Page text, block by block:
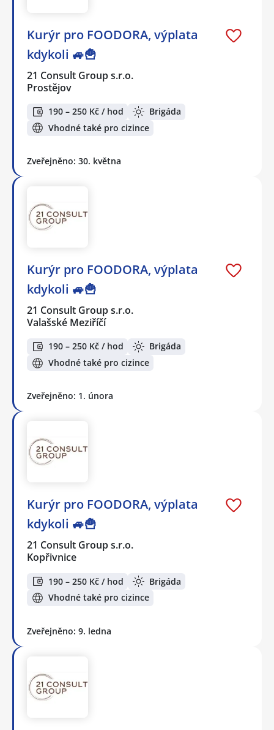
Kurýr pro FOODORA, výplata
kdykoli 🚙🍟
21 Consult Group s.r.o.
Prostějov
190 – 250 Kč / hod
Brigáda
Vhodné také pro cizince
Zveřejněno: 30. května
Kurýr pro FOODORA, výplata
kdykoli 🚙🍟
21 Consult Group s.r.o.
Valašské Meziříčí
190 – 250 Kč / hod
Brigáda
Vhodné také pro cizince
Zveřejněno: 1. února
Kurýr pro FOODORA, výplata
kdykoli 🚙🍟
21 Consult Group s.r.o.
Kopřivnice
190 – 250 Kč / hod
Brigáda
Vhodné také pro cizince
Zveřejněno: 9. ledna